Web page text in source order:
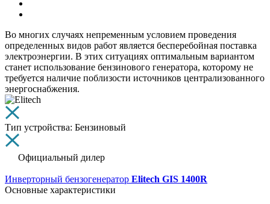
Во многих случаях непременным условием проведения
определенных видов работ является бесперебойная поставка
электроэнергии. В этих ситуациях оптимальным вариантом
станет использование бензинового генератора, которому не
требуется наличие поблизости источников централизованного
энергоснабжения.
Тип устройства: Бензиновый
Официальный дилер
Инверторный бензогенератор Elitech GIS 1400R
Основные характеристики